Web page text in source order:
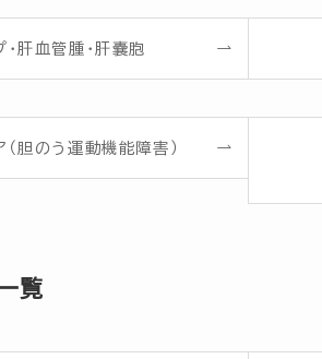
肝血管腫・肝嚢胞
胆のう運動機能障害）
覧